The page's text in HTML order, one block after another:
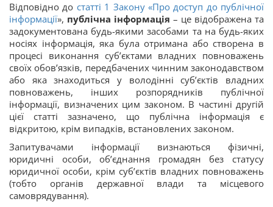
Відповідно до статті 1 Закону «Про доступ до публічної
інформації», публічна інформація – це відображена та
задокументована будь-якими засобами та на будь-яких
носіях інформація, яка була отримана або створена в
процесі виконання суб’єктами владних повноважень
своїх обов’язків, передбачених чинним законодавством
або яка знаходиться у володінні суб’єктів владних
повноважень, інших розпорядників публічної
інформації, визначених цим законом. В частині другій
цієї статті зазначено, що публічна інформація є
відкритою, крім випадків, встановлених законом.
Запитувачами інформації визнаються фізичні,
юридичні особи, об’єднання громадян без статусу
юридичної особи, крім суб’єктів владних повноважень
(тобто органів державної влади та місцевого
самоврядування).